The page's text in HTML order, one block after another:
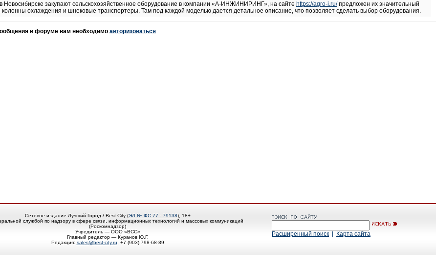
Новосибирске закупают сельскохозяйственное оборудование в компании «А-ИНЖИНИРИНГ», на сайте https://agro-i.ru/предложен их значительный
колонны охлаждения и шнековые транспортеры. Там под каждой моделью дается детальное описание, что позволяет сделать выбор оборудования.
в форуме вам необходимо авторизоваться
Сетевое издание Лучший Город / Best City (ЭЛ № ФС 77 - 79138), 18+
службой по надзору в сфере связи, информационных технологий и массовых коммуникаций
(Роскомнадзор)
Учредитель — ООО «ВСС»
Главный редактор — Куранов Ю.Г.
Редакция: sales@best-city.ru , +7 (903) 798-68-89
Расширенный поиск Карта сайта